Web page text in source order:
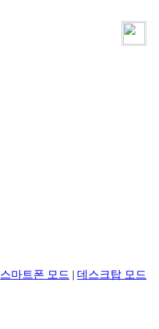
스마트폰 모드 | 데스크탑 모드